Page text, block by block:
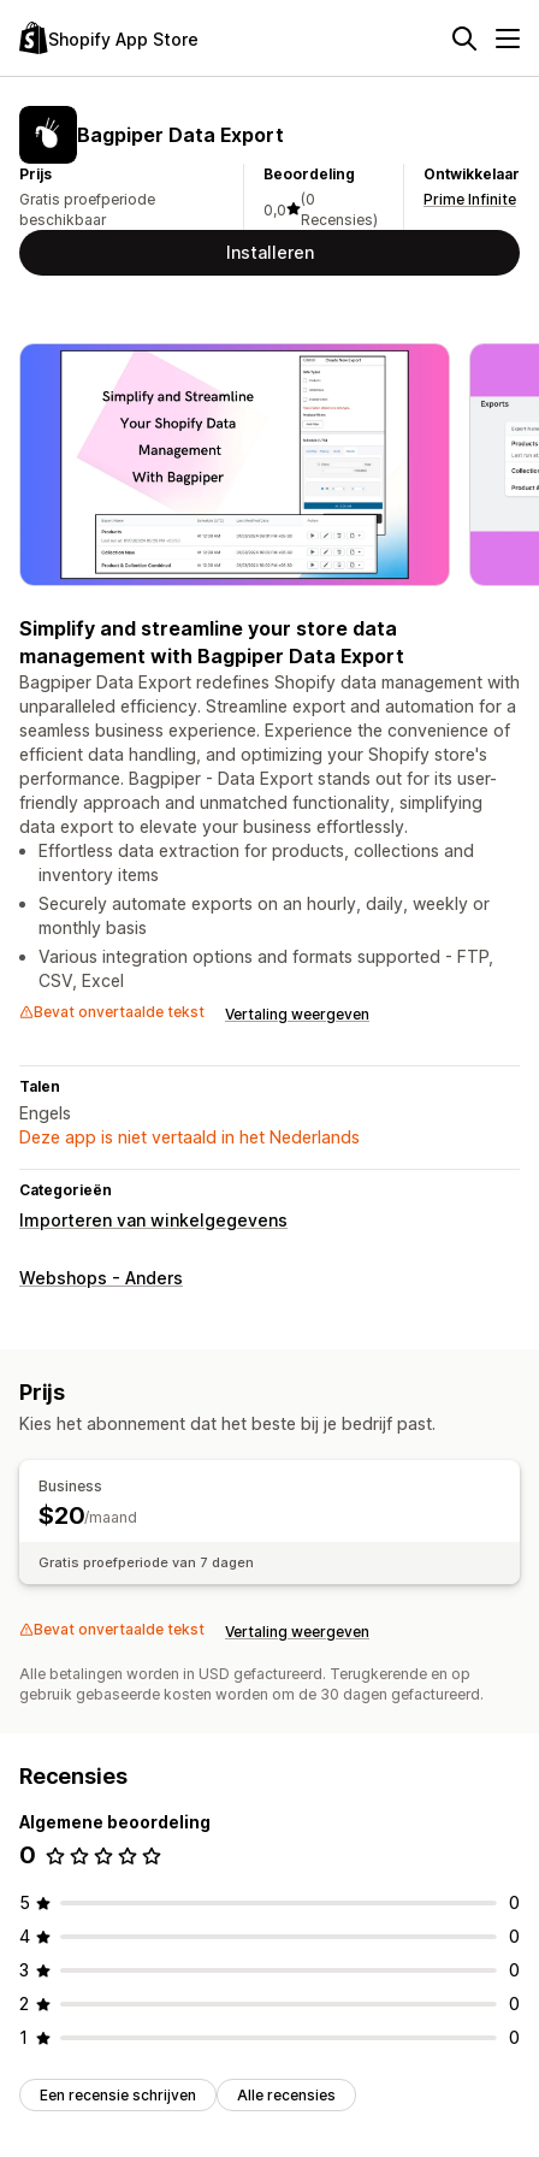
Shopify App Store
Bagpiper Data Export
Prijs
Gratis proefperiode
beschikbaar
Beoordeling
0,0
(0
Recensies)
Ontwikkelaar
Prime Infinite
Installeren
Simplify and streamline your store data
management with Bagpiper Data Export
Bagpiper Data Export redefines Shopify data management with
unparalleled efficiency. Streamline export and automation for a
seamless business experience. Experience the convenience of
efficient data handling, and optimizing your Shopify store's
performance. Bagpiper - Data Export stands out for its user-
friendly approach and unmatched functionality, simplifying
data export to elevate your business effortlessly.
Effortless data extraction for products, collections and
inventory items
Securely automate exports on an hourly, daily, weekly or
monthly basis
Various integration options and formats supported - FTP,
CSV, Excel
Bevat onvertaalde tekst Vertaling weergeven
Talen
Engels
Deze app is niet vertaald in het Nederlands
Categorieën
Importeren van winkelgegevens
Webshops - Anders
Prijs
Kies het abonnement dat het beste bij je bedrijf past.
Business
$20/maand
Gratis proefperiode van 7 dagen
Bevat onvertaalde tekst Vertaling weergeven
Alle betalingen worden in USD gefactureerd. Terugkerende en op
gebruik gebaseerde kosten worden om de 30 dagen gefactureerd.
Recensies
Algemene beoordeling
0
5
0
4
0
3
0
2
0
1
0
Een recensie schrijven Alle recensies